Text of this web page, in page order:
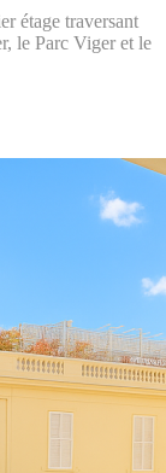
étage traversant
le Parc Viger et le